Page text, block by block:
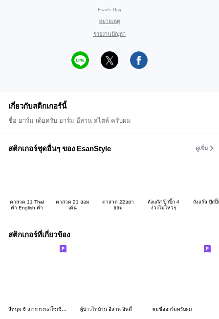
Esan's Gag
หมายเหตุ
รายงานปัญหา
เกี่ยวกับสติกเกอร์นี้
ชื่อ อาร์ม เด้อครับ อาร์ม อีสาน สไตล์ ครับผม
สติกเกอร์ชุดอื่นๆ ของ EsanStyle ดูเพิ่ม
ตาสวด 11 Thai
คำ English คำ
ตาสวด 21 อ่อม
เด่น
ตาสวด 22อย่า
ยอม
ถังแก๊ส ปุ๊กปิ๊ก 4
ง่วงไม่ไหวๆ
ถังแก๊ส ปุ๊กปิ๊
สติกเกอร์ที่เกี่ยวข้อง
สีหนุ่ม 6 เกาะกระแสโซเชียล (ภาษาอีสาน) ผู้บ่าวไทบ้าน อีสาน อินดี้ ผมชื่ออาร์มครับผม